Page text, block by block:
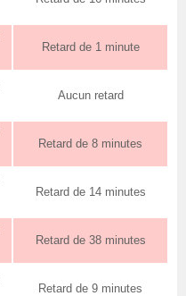
Retard de 1 minute
Aucun retard
Retard de 8 minutes
Retard de 14 minutes
Retard de 38 minutes
Retard de 9 minutes